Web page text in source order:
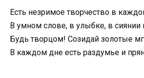
Есть незримое творчество в
В умном слове, в улыбке, в сиянии
Будь творцом! Созидай золотые
В каждом дне есть раздумье и